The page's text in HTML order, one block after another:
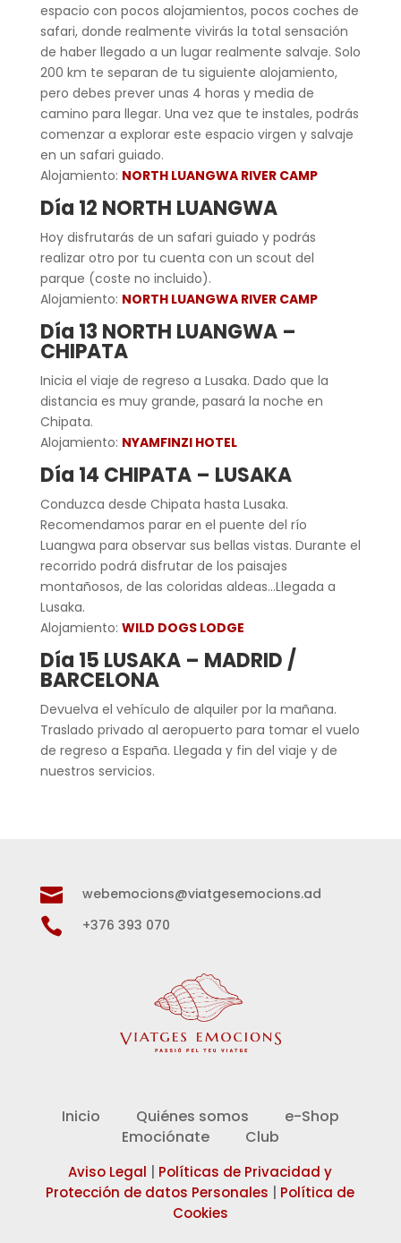
espacio con pocos alojamientos, pocos coches de
safari, donde realmente vivirás la total sensación
de haber llegado a un lugar realmente salvaje. Solo
200 km te separan de tu siguiente alojamiento,
pero debes prever unas 4 horas y media de
camino para llegar. Una vez que te instales, podrás
comenzar a explorar este espacio virgen y salvaje
en un safari guiado.
Alojamiento: NORTH LUANGWA RIVER CAMP
Día 12 NORTH LUANGWA
Hoy disfrutarás de un safari guiado y podrás
realizar otro por tu cuenta con un scout del
parque (coste no incluido).
Alojamiento: NORTH LUANGWA RIVER CAMP
Día 13 NORTH LUANGWA –
CHIPATA
Inicia el viaje de regreso a Lusaka. Dado que la
distancia es muy grande, pasará la noche en
Chipata.
Alojamiento: NYAMFINZI HOTEL
Día 14 CHIPATA – LUSAKA
Conduzca desde Chipata hasta Lusaka.
Recomendamos parar en el puente del río
Luangwa para observar sus bellas vistas. Durante el
recorrido podrá disfrutar de los paisajes
montañosos, de las coloridas aldeas…Llegada a
Lusaka.
Alojamiento: WILD DOGS LODGE
Día 15 LUSAKA – MADRID /
BARCELONA
Devuelva el vehículo de alquiler por la mañana.
Traslado privado al aeropuerto para tomar el vuelo
de regreso a España. Llegada y fin del viaje y de
nuestros servicios.
 webemocions@viatgesemocions.ad
 +376 393 070
Inicio Quiénes somos
e-Shop
Emociónate
Club
Aviso Legal
Políticas de Privacidad y
Protección de datos Personales
Política de
Cookies